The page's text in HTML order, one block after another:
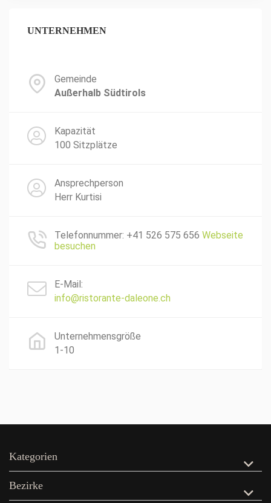
UNTERNEHMEN
Gemeinde
Außerhalb Südtirols
Kapazität
100 Sitzplätze
Ansprechperson
Herr Kurtisi
Telefonnummer: +41 526 575 656 Webseite
besuchen
E-Mail:
info@ristorante-daleone.ch
Unternehmensgröße
1-10
Kategorien
Bezirke